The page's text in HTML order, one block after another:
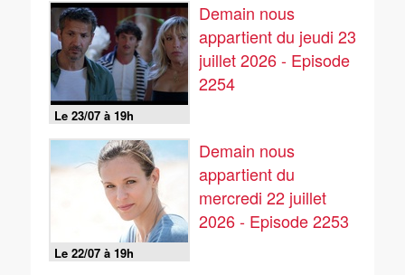
Le 23/07 à 19h
Demain nous
appartient du jeudi 23
juillet 2026 - Episode
2254
Le 22/07 à 19h
Demain nous
appartient du
mercredi 22 juillet
2026 - Episode 2253